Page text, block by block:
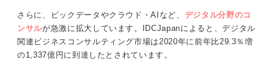
さらに、ビックデータやクラウド・AIなど、 デジタル分野のコ
ンサルが急激に拡大しています。IDCJapanによると、デジタル
関連ビジネスコンサルティング市場は2020年に前年比29.3％増
の1,337億円に到達したとされています。